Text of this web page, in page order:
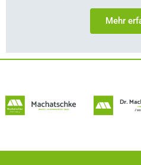
Mehr